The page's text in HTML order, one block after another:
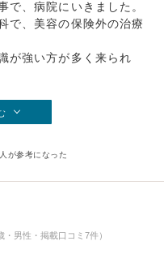
で、病院にいきました。
で、美容の保険外の治療
が強い方が多く来られ
が参考になった
男性・掲載口コミ7件）